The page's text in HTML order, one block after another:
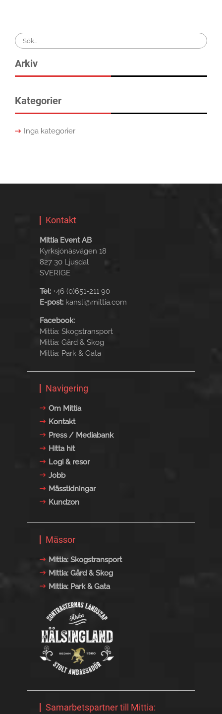
Search
for:
Arkiv
Kategorier
Inga kategorier
Kontakt
Mittia Event AB
Kyrksjönäsvägen 18
827 30 Ljusdal
SVERIGE
Tel: +46 (0)651-211 90
E-post: kansli@mittia.com
Facebook:
Mittia: Skogstransport
Mittia: Gård & Skog
Mittia: Park & Gata
Navigering
Om Mittia
Kontakt
Press / Mediabank
Hitta hit
Logi & resor
Jobb
Mässtidningar
Kundzon
Mässor
Mittia: Skogstransport
Mittia: Gård & Skog
Mittia: Park & Gata
Samarbetspartner till Mittia: